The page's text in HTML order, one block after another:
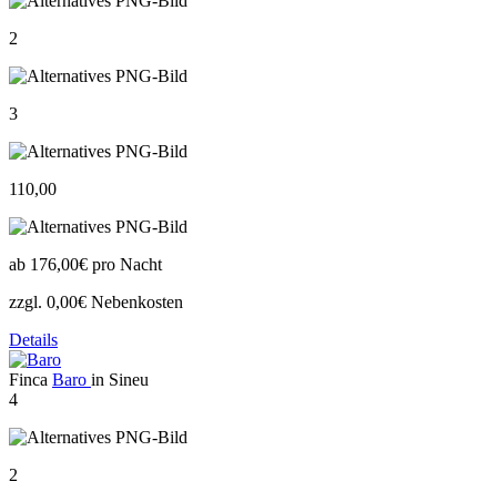
2
3
110,00
ab 176,00€ pro Nacht
zzgl. 0,00€ Nebenkosten
Details
Finca Baro in Sineu
4
2